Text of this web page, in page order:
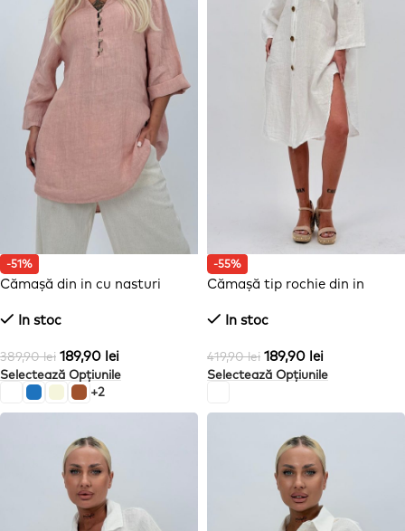
-51%
Cămașă din in cu nasturi
In stoc
389,90lei 189,90 lei
Selectează Opțiunile
+2
-55%
Cămașă tip rochie din in
In stoc
419,90lei 189,90 lei
Selectează Opțiunile